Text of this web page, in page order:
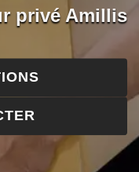
privé Amillis